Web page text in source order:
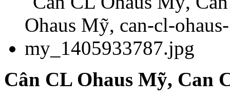
Cân CL Ohaus Mỹ, Can